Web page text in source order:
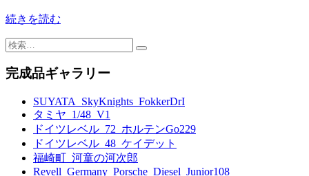
続きを読む
検
完成品ギャラリー
SUYATA_SkyKnights_FokkerDrI
タミヤ_1/48_V1
ドイツレベル_72_ホルテンGo229
ドイツレベル_48_ケイデット
福崎町_河童の河次郎
Revell_Germany_Porsche_Diesel_Junior108